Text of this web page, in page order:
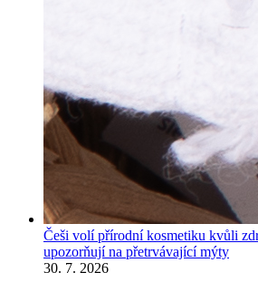
Češi volí přírodní kosmetiku kvůli
upozorňují na přetrvávající mýty
30. 7. 2026